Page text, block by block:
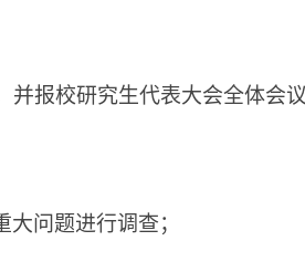
并报校研究生代表大会全体会
大问题进行调查；